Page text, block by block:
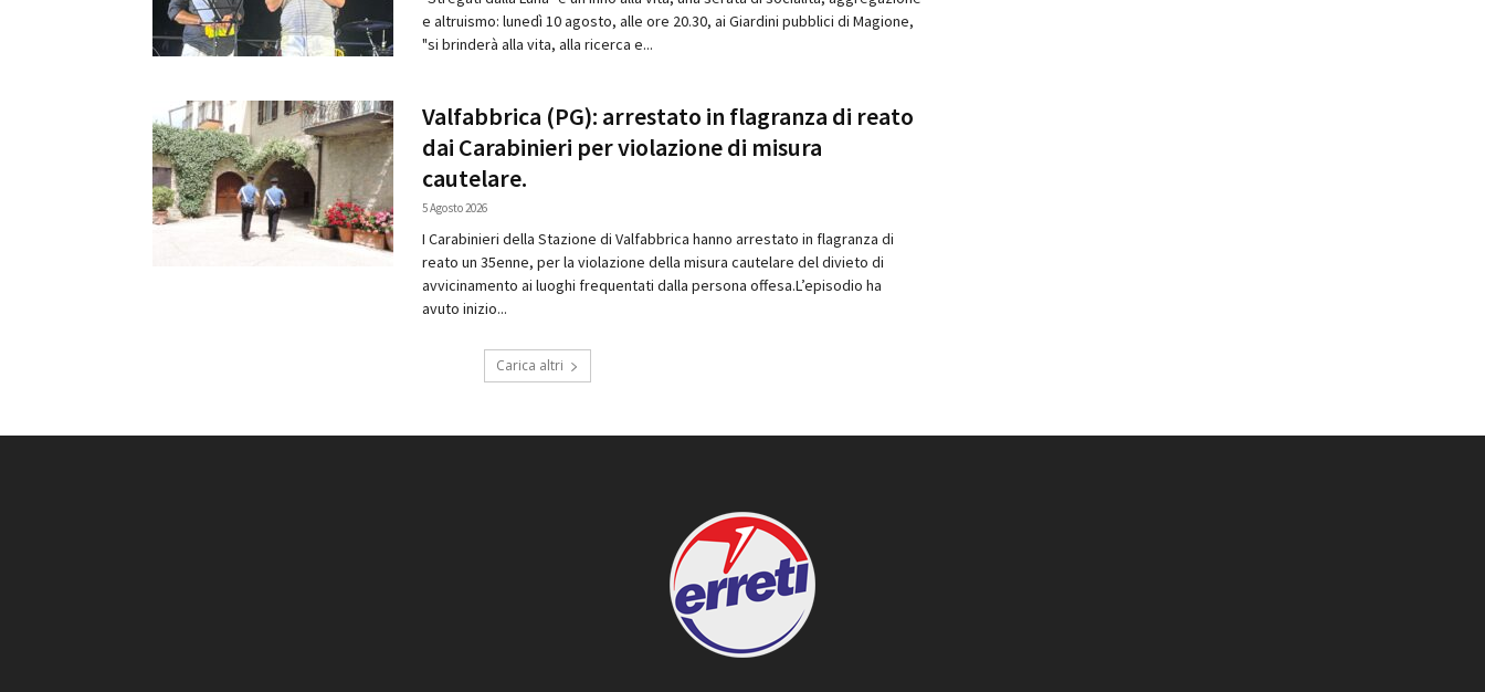
e altruismo: lunedì 10 agosto, alle ore 20.30, ai Giardini pubblici di Magione,
"si brinderà alla vita, alla ricerca e...
Valfabbrica (PG): arrestato in flagranza di reato
dai Carabinieri per violazione di misura
cautelare.
5 Agosto 2026
I Carabinieri della Stazione di Valfabbrica hanno arrestato in flagranza di
reato un 35enne, per la violazione della misura cautelare del divieto di
avvicinamento ai luoghi frequentati dalla persona offesa.L’episodio ha
avuto inizio...
Carica altri